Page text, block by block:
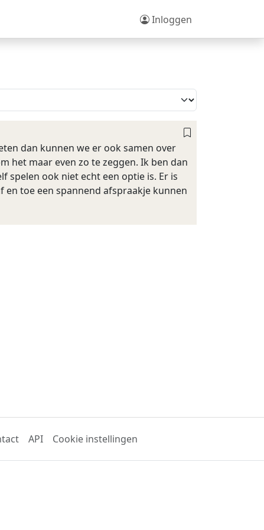
Inloggen
dan kunnen we er ook samen over
het maar even zo te zeggen. Ik ben dan
spelen ook niet echt een optie is. Er is
en toe een spannend afspraakje kunnen
API Cookie instellingen